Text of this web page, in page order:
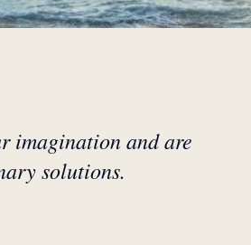
imagination and are
solutions.